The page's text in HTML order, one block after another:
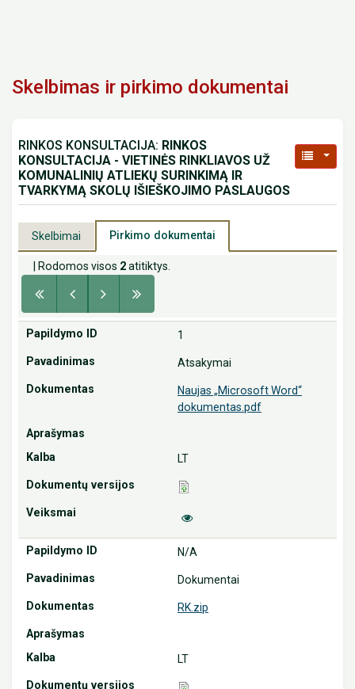
Skelbimas ir pirkimo dokumentai
RINKOS KONSULTACIJA: RINKOS
KONSULTACIJA - VIETINĖS RINKLIAVOS UŽ
KOMUNALINIŲ ATLIEKŲ SURINKIMĄ IR
TVARKYMĄ SKOLŲ IŠIEŠKOJIMO PASLAUGOS
Skelbimai Pirkimo dokumentai
| Rodomos visos 2atitiktys.
1
Atsakymai
Naujas „Microsoft Word“
dokumentas.pdf
LT
N/A
Dokumentai
RK.zip
LT